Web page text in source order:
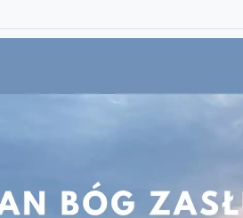
dostęp do edukacji.